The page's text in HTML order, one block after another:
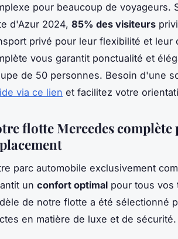
pour beaucoup de voyageurs.
d'Azur 2024, 85% des visiteurs
privé pour leur flexibilité et
vous garantit ponctualité et
de 50 personnes. Besoin d'une
via ce lien et facilitez votre
flotte Mercedes complète
parc automobile exclusivement
un confort optimal pour tous vos
de notre flotte a été sélectionné
en matière de luxe et de sécurité.